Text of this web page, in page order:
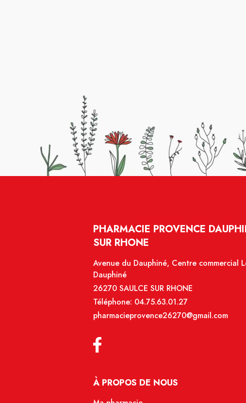
PHARMACIE PROVENCE
SUR RHONE
Avenue du Dauphiné, Centre commercial
Dauphiné
26270 SAULCE SUR RHONE
Téléphone: 04.75.63.01.27
pharmacieprovence26270@gmail.com
À PROPOS DE NOUS